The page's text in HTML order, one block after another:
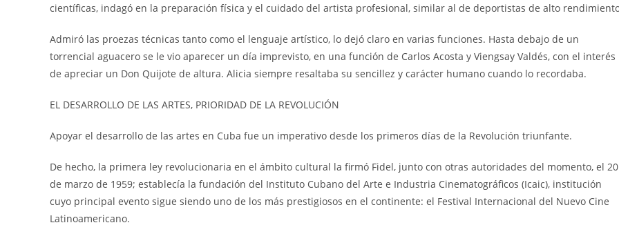
científicas, indagó en la preparación física y el cuidado del artista profesional, similar al de deportistas de alto
Admiró las proezas técnicas tanto como el lenguaje artístico, lo dejó claro en varias funciones. Hasta debajo de un
torrencial aguacero se le vio aparecer un día imprevisto, en una función de Carlos Acosta y Viengsay Valdés, con el interés
de apreciar un Don Quijote de altura. Alicia siempre resaltaba su sencillez y carácter humano cuando lo recordaba.
EL DESARROLLO DE LAS ARTES, PRIORIDAD DE LA REVOLUCIÓN
Apoyar el desarrollo de las artes en Cuba fue un imperativo desde los primeros días de la Revolución triunfante.
De hecho, la primera ley revolucionaria en el ámbito cultural la firmó Fidel, junto con otras autoridades del momento, el 20
de marzo de 1959; establecía la fundación del Instituto Cubano del Arte e Industria Cinematográficos (Icaic), institución
cuyo principal evento sigue siendo uno de los más prestigiosos en el continente: el Festival Internacional del Nuevo Cine
Latinoamericano.